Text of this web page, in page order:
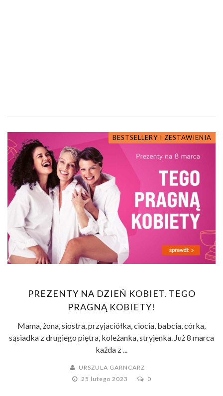
BESTSELLERY I ZESTAWIENIA
PREZENTY NA DZIEŃ KOBIET. TEGO
PRAGNĄ KOBIETY!
Mama, żona, siostra, przyjaciółka, ciocia, babcia, córka,
sąsiadka z drugiego piętra, koleżanka, stryjenka. Już 8 marca
każda z ...
URSZULA GARNCARZ
25 lutego 2023
0